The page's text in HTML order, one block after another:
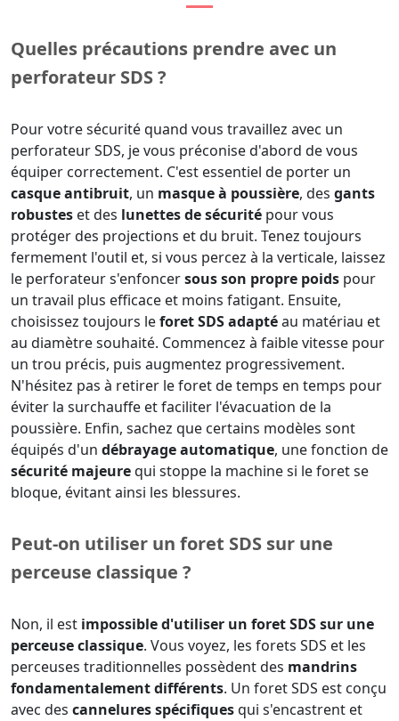
Quelles précautions prendre avec un
perforateur SDS ?
Pour votre sécurité quand vous travaillez avec un
perforateur SDS, je vous préconise d'abord de vous
équiper correctement. C'est essentiel de porter un
casque antibruit, un masque à poussière, des gants
robustes et des lunettes de sécurité pour vous
protéger des projections et du bruit. Tenez toujours
fermement l'outil et, si vous percez à la verticale, laissez
le perforateur s'enfoncersous son propre poids pour
un travail plus efficace et moins fatigant. Ensuite,
choisissez toujours leforet SDS adaptéau matériau et
au diamètre souhaité. Commencez à faible vitesse pour
un trou précis, puis augmentez progressivement.
N'hésitez pas à retirer le foret de temps en temps pour
éviter la surchauffe et faciliter l'évacuation de la
poussière. Enfin, sachez que certains modèles sont
équipés d'un débrayage automatique, une fonction de
sécurité majeurequi stoppe la machine si le foret se
bloque, évitant ainsi les blessures.
Peut-on utiliser un foret SDS sur une
perceuse classique ?
Non, il est impossible d'utiliser un foret SDS sur une
perceuse classique. Vous voyez, les forets SDS et les
perceuses traditionnelles possèdent des mandrins
fondamentalement différents. Un foret SDS est conçu
avec des cannelures spécifiquesqui s'encastrent et